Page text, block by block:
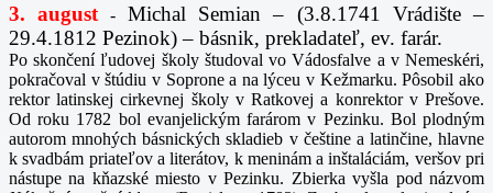
3. august -Michal Semian – (3.8.1741 Vrádište –
29.4.1812 Pezinok) – básnik, prekladateľ, ev. farár.
Po skončení ľudovej školy študoval vo Vádosfalve a v Nemeskéri,
pokračoval v štúdiu v Soprone a na lýceu v Kežmarku. Pôsobil ako
rektor latinskej cirkevnej školy v Ratkovej a konrektor v Prešove.
Od roku 1782 bol evanjelickým farárom v Pezinku. Bol plodným
autorom mnohých básnických skladieb v češtine a latinčine, hlavne
k svadbám priateľov a literátov, k meninám a inštaláciám, veršov pri
nástupe na kňazské miesto v Pezinku. Zbierka vyšla pod názvom